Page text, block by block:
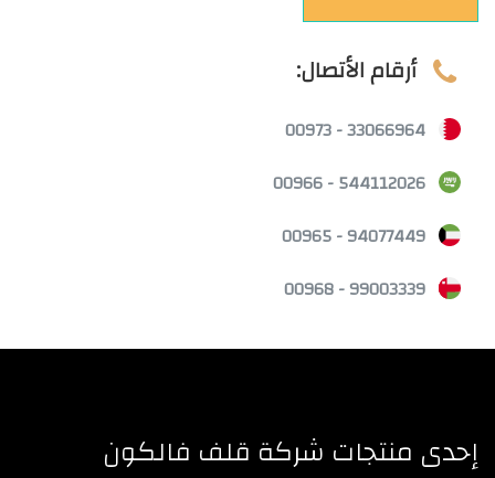
أرقام الأتصال:
إحدى منتجات شركة قلف فالكون